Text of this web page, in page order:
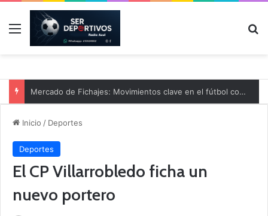
Menú
Mercado de Fichajes: Movimientos clave en el fútbol comarcal
Inicio / Deportes
Deportes
El CP Villarrobledo ficha un
nuevo portero